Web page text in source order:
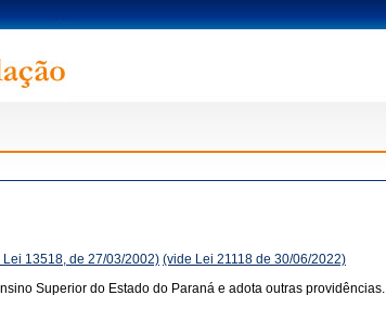
Lei 13518, de 27/03/2002) (vide Lei 21118 de 30/06/2022)
Superior do Estado do Paraná e adota outras providências.